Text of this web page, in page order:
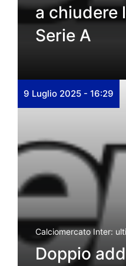
a chiudere
Serie A
9 Luglio 2025 - 16:29
Calciomercato Inter:
Doppio